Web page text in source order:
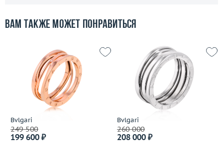
Вам также может понравиться
Bvlgari
249 500
199 600 ₽
Bvlgari
260 000
208 000 ₽